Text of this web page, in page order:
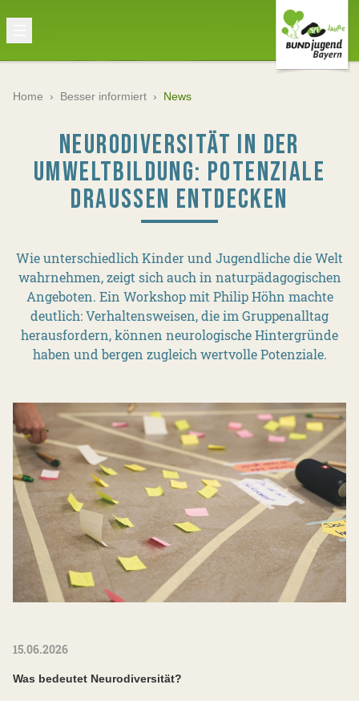
Home › Besser informiert › News
NEURODIVERSITÄT IN DER
UMWELTBILDUNG: POTENZIALE
DRAUSSEN ENTDECKEN
Wie unterschiedlich Kinder und Jugendliche die Welt
wahrnehmen, zeigt sich auch in naturpädagogischen
Angeboten. Ein Workshop mit Philip Höhn machte
deutlich: Verhaltensweisen, die im Gruppenalltag
herausfordern, können neurologische Hintergründe
haben und bergen zugleich wertvolle Potenziale.
15.06.2026
Was bedeutet Neurodiversität?